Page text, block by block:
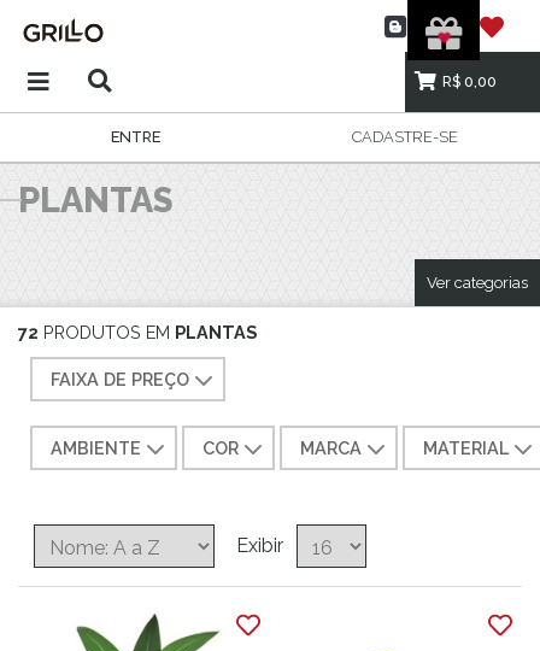
R$ 0,00
ENTRE CADASTRE-SE
PLANTAS
Ver categorias
72 PRODUTOS EM PLANTAS
FAIXA DE PREÇO
AMBIENTE COR MARCA MATERIAL
Exibir